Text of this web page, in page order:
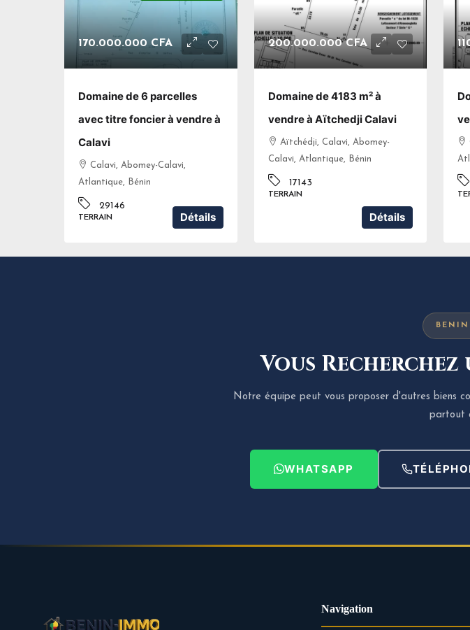
170.000.000 CFA
Domaine de 6 parcelles
avec titre foncier à vendre à
Calavi
Calavi, Abomey-Calavi,
Atlantique, Bénin
29146
TERRAIN Détails
200.000.000 CFA
Domaine de 4183 m² à
vendre à Aïtchedji Calavi
Aïtchédji, Calavi, Abomey-
Calavi, Atlantique, Bénin
17143
TERRAIN
Détails
Vous Recherchez
Notre équipe peut vous proposer d'autres biens
partout
WHATSAPP
Navigation